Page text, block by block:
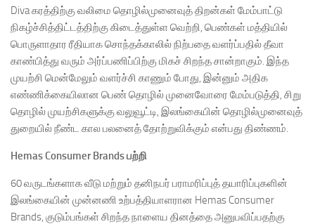
Diva கரத்திற்கு வலிமை தொழில்முனைவுத் திறன்கள் மேம்பாட்டு
நிகழ்ச்சித்திட்டத்திற்கு கிடைத்துள்ள வெற்றி, பெண்கள் மத்தியில்
பொருளாதார ரீதியாக சொந்தக்காலில் நிற்பதை வளர்ப்பதில் தீவா
காண்பித்து வரும் அர்ப்பணிப்பிற்கு மிகச் சிறந்த சான்றாகும். இந்த
முயற்சி மென்மேலும் வளர்ச்சி காணும் போது, இன்னும் அதிக
எண்ணிக்கையிலான பெண் தொழில் முனைவோரை மேம்படுத்தி, சிறு
தொழில் முயற்சிகளுக்கு வலுவூட்டி, இலங்கையின் தொழில்முனைவுத்
துறையில் நீண்ட கால பலனைத் தோற்றுவிக்கும் என்பது திண்ணம்.
Hemas Consumer Brands பற்றி
60 வருடங்களாக வீடு மற்றும் தனிநபர் பராமரிப்புத் தயாரிப்புகளின்
இலங்கையின் முன்னணி உற்பத்தியாளரான Hemas Consumer
Brands, குடும்பங்கள் சிறந்த நாளைய தினத்தை அனுபவிப்பதற்கு